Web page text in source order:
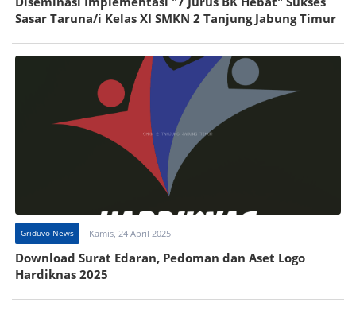
Sasar Taruna/i Kelas XI SMKN 2 Tanjung Jabung Timur
Griduvo News Kamis, 24 April 2025
Download Surat Edaran, Pedoman dan Aset Logo
Hardiknas 2025